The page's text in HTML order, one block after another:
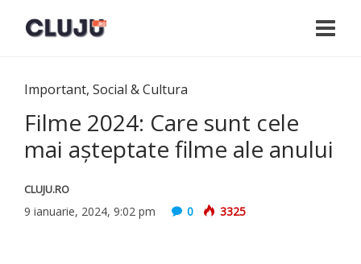
Important, Social & Cultura
Filme 2024: Care sunt cele
mai aşteptate filme ale anului
CLUJU.RO
9 ianuarie, 2024, 9:02 pm 0 3325